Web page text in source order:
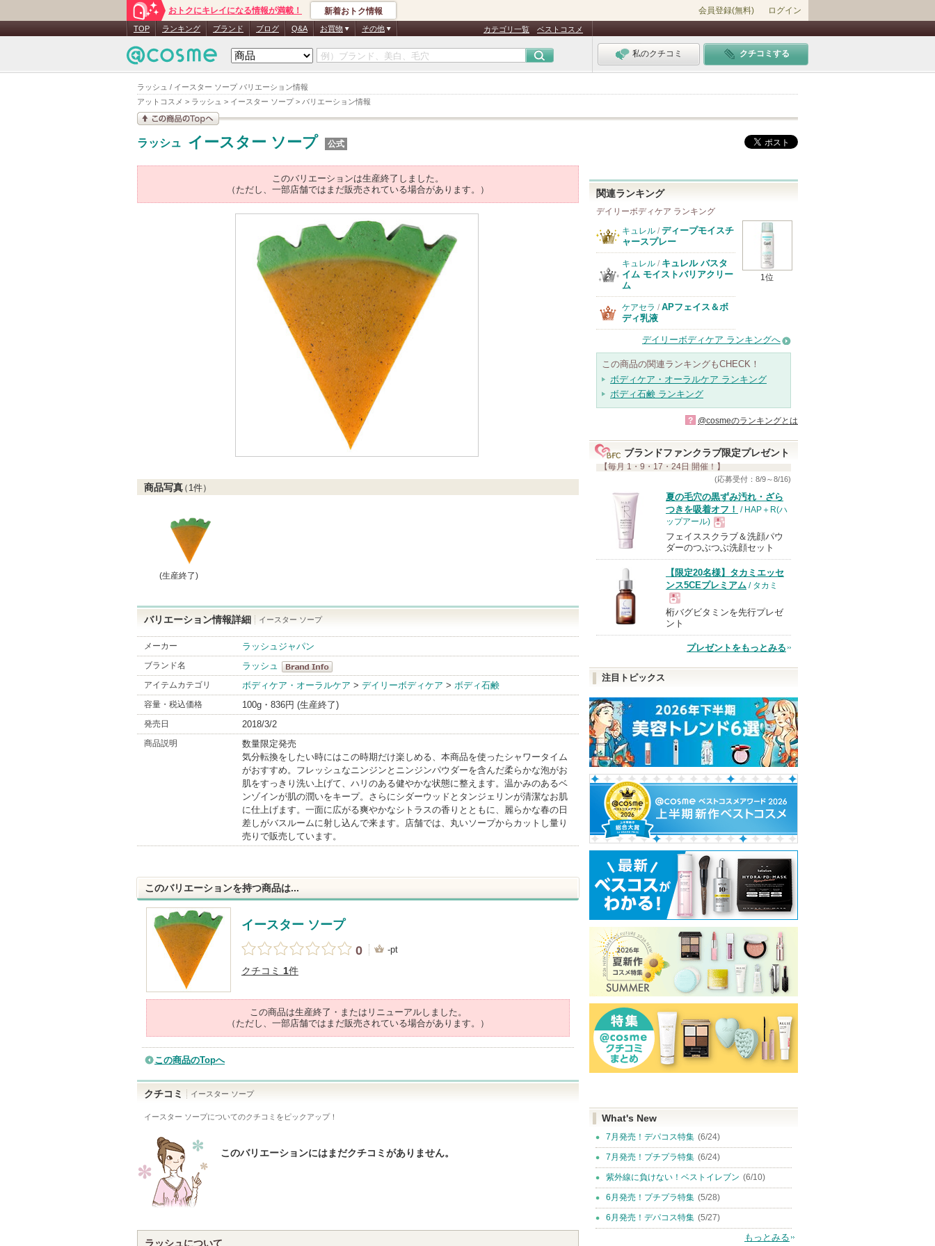
ラッシュ / イースター ソープ バリエーション情報
アットコスメ > ラッシュ > イースター ソープ> バリエーション情報
おトクにキレイになる情報が満載！ 新着おトク情報 会員登録(無料) ログイン
TOP ランキング ブランド ブログ Q&A お買物 その他 カテゴリ一覧 ベストコスメ
私のクチコミ クチコミする
この商品の情報を見
ラッシュ イースター ソープ 公式
このバリエーションは生産終了しました。
（ただし、一部店舗ではまだ販売されている場合があります。）
商品写真（ 1件）
(生産終了)
バリエーション情報詳細 イースター ソープ
メーカー ラッシュジャパン
ブランド名
ラッシュ
ラッシュ
BrandInfo
アイテムカテゴリ ボディケア・オーラルケア > デイリーボディケア > ボディ石鹸
容量・税込価格 100g・836円 (生産終了)
発売日 2018/3/2
商品説明
数量限定発売
気分転換をしたい時にはこの時期だけ楽しめる、本商品を使ったシャワータイム
がおすすめ。フレッシュなニンジンとニンジンパウダーを含んだ柔らかな泡がお
肌をすっきり洗い上げて、ハリのある健やかな状態に整えます。温かみのあるベ
ンゾインが肌の潤いをキープ。さらにシダーウッドとタンジェリンが清潔なお肌
に仕上げます。一面に広がる爽やかなシトラスの香りとともに、麗らかな春の日
差しがバスルームに射し込んで来ます。店舗では、丸いソープからカットし量り
売りで販売しています。
このバリエーションを持つ商品は...
イースター ソープ
0
-pt
クチコミ 1件
この商品は生産終了・またはリニューアルしました。
（ただし、一部店舗ではまだ販売されている場合があります。）
この商品のTopへ
クチコミ イースター ソープ
イースター ソープについてのクチコミをピックアップ！
このバリエーションにはまだクチコミがありません。
ラッシュについて
関連ランキング
デイリーボディケア ランキング
1位
キュレル / ディープモイスチ
ャースプレー
キュレル / キュレル バスタ
イム モイストバリアクリー
ム
ケアセラ / APフェイス＆ボ
ディ乳液
デイリーボディケア ランキングへ
この商品の関連ランキングもCHECK！
ボディケア・オーラルケア ランキング
ボディ石鹸 ランキング
? @cosmeのランキングとは
ブランドファンクラブ限定プレゼント
【毎月 1・9・17・24日 開催！】
(応募受付：8/9～8/16)
夏の毛穴の黒ずみ汚れ・ざら
つきを吸着オフ！ / HAP＋R(ハ
ップアール)
現
品
フェイススクラブ＆洗顔パウ
ダーのつぶつぶ洗顔セット
【限定20名様】タカミエッセ
ンス5CEプレミアム / タカミ
現
桁バグビタミンを先行プレゼ
ント
プレゼントをもっとみる
注目トピックス
What's New
7月発売！デパコス特集 (6/24)
7月発売！プチプラ特集 (6/24)
紫外線に負けない！ベストイレブン (6/10)
6月発売！プチプラ特集 (5/28)
6月発売！デパコス特集 (5/27)
もっとみる